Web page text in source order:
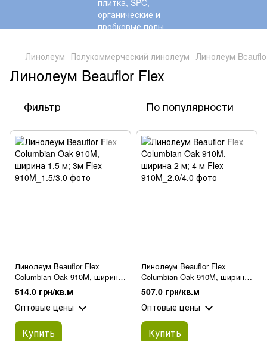
Линолеум Полукоммерческий линолеум Линолеум
Линолеум Beauflor Flex
Фильтр По популярности
Линолеум Beauflor Flex
Columbian Oak 910M, ширина
1,5 м; 3м
514.0 грн/кв.м
Оптовые цены
Купить
Линолеум Beauflor Flex
Columbian Oak 910M, ширина
2 м; 4 м
507.0 грн/кв.м
Оптовые цены
Купить